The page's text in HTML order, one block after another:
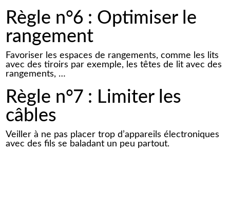
Règle n°6 : Optimiser le
rangement
Favoriser les espaces de rangements, comme les lits
avec des tiroirs par exemple, les têtes de lit avec des
rangements, …
Règle n°7 : Limiter les
câbles
Veiller à ne pas placer trop d’appareils électroniques
avec des fils se baladant un peu partout.